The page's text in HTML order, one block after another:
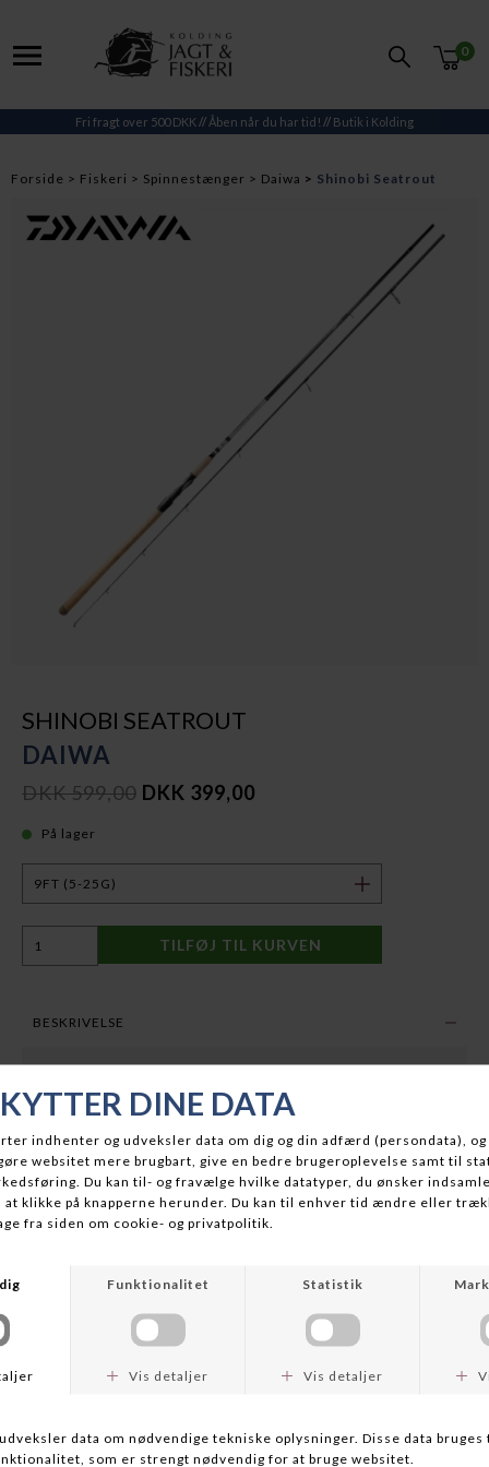
0
Fri fragt over 500 DKK// Åben når du har tid! // Butik i Kolding
Forside Fiskeri Spinnestænger Daiwa Shinobi Seatrout
SHINOBI SEATROUT
DAIWA
DKK 599,00 DKK 399,00
På lager
BESKRIVELSE
dig, der elsker kystfiskeri efter havørred, hornfisk og andre
saltvandsarter. Med en kastevægt på 5–25 gram og en længde
på 9 fod er den ideel til præcise, lange kast i åbent vand.
Stangen er bygget på en let og hurtig kulfiberklinge, som sikrer
god føling med agnen og masser af rygrad til at håndtere selv
store havørreder. Den reagerer hurtigt ved hug og giver dig
korkhåndtag, der giver et behageligt og sikkert greb – selv på
En velafbalanceret og kraftfuld stang til seriøse kystfiskere,
Model: Daiwa Shinobi Seatrout